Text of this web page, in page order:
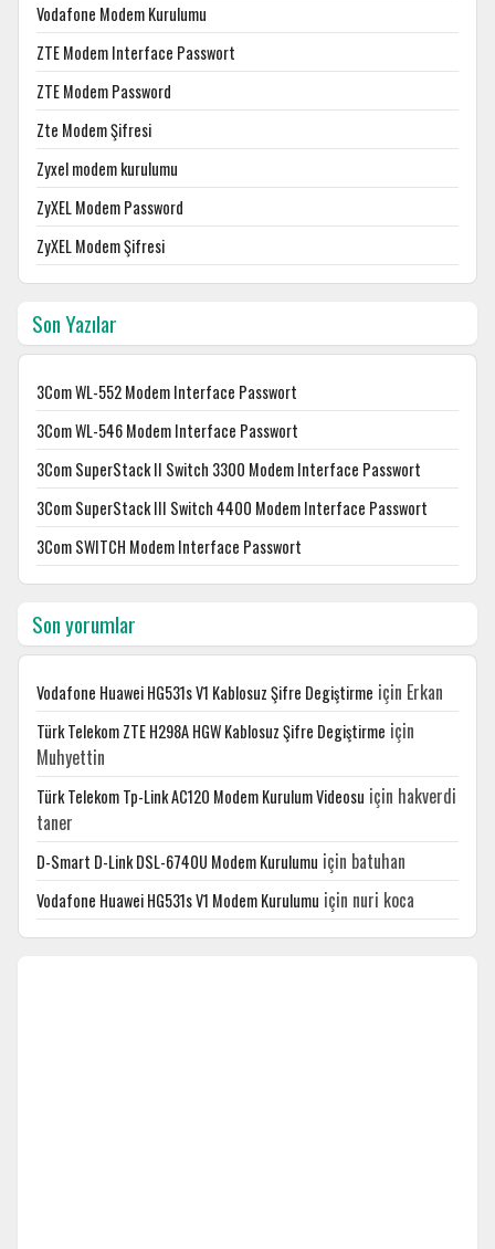
Vodafone Modem Kurulumu
ZTE Modem Interface Passwort
ZTE Modem Password
Zte Modem Şifresi
Zyxel modem kurulumu
ZyXEL Modem Password
ZyXEL Modem Şifresi
Son Yazılar
3Com WL-552 Modem Interface Passwort
3Com WL-546 Modem Interface Passwort
3Com SuperStack II Switch 3300 Modem Interface Passwort
3Com SuperStack III Switch 4400 Modem Interface Passwort
3Com SWITCH Modem Interface Passwort
Son yorumlar
Vodafone Huawei HG531s V1 Kablosuz Şifre Degiştirme için Erkan
Türk Telekom ZTE H298A HGW Kablosuz Şifre Degiştirme için
Muhyettin
Türk Telekom Tp-Link AC120 Modem Kurulum Videosu için hakverdi
taner
D-Smart D-Link DSL-6740U Modem Kurulumu için batuhan
Vodafone Huawei HG531s V1 Modem Kurulumu için nuri koca